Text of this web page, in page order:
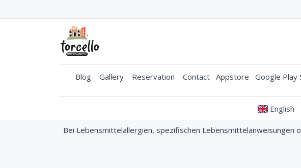
Blog Gallery Reservation Contact Appstore Google Play
English
Bei Lebensmittelallergien, spezifischen